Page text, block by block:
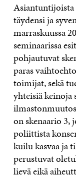
täydensi ja
marraskuussa
seminaarissa
pohjautuvat
paras
toimijat, sekä
yhteisiä keinoja
on skenaario 3,
poliittista
kuilu kasvaa ja
perustuvat
lievä eikä